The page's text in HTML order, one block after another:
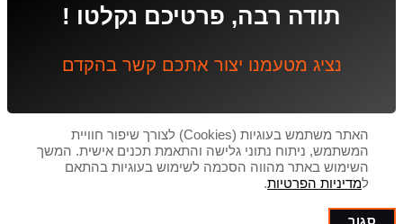
תודה רבה, פרטיכם נקלטו !
נציג מטעמנו יצור אתכם קשר בהקדם
האתר משתמש בעוגיות (Cookies) לצורך שיפור חוויית
המשתמש, ניתוח נתוני גלישה והתאמת תכנים אישית. המשך
השימוש באתר מהווה הסכמה לשימוש בעוגיות בהתאם
למדיניות הפרטיות.
סגור